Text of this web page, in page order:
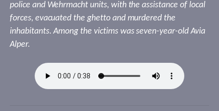
police and Wehrmacht units, with the assistance of local
forces, evacuated the ghetto and murdered the
inhabitants. Among the victims was seven-year-old Avia
Alper.